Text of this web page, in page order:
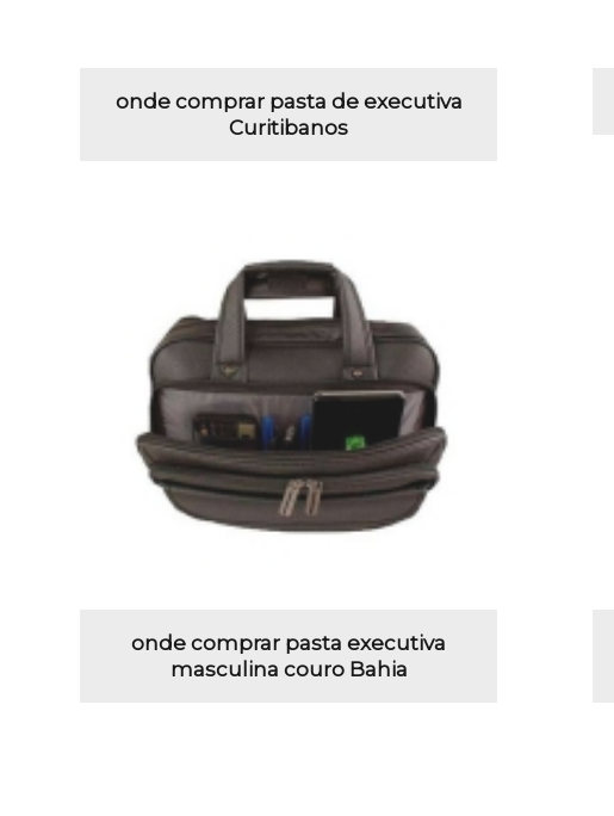
onde comprar pasta de executiva
Curitibanos
onde comprar pasta executiva
masculina couro Bahia